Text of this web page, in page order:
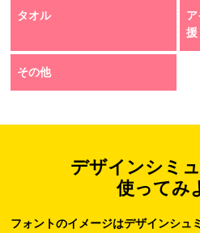
タオル
援
その他
デザインシミ
使ってみ
フォントのイメージはデザインシュ